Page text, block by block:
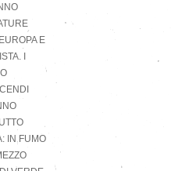
E
I
IN FUMO